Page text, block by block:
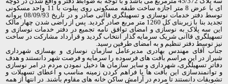
ای با عرض 8 متر اجازه ساخت طبقه مسکونی روی پیلوت با 11 واحد مسکونی
توسط دفتر خدمات نوسازی و تسهیلگری قاآنی صادر و در تاریخ 08/09/93 پروانه
تجدید بنا با زیربنای کل 1260 متر مربع صادر گردید. پس از راضی شدن چهار مالک
این سه پلاک به نوسازی و امضای توافق نامه تجمیع در دفتر خدمات نوسازی و
تسهیلگری قاآنی شریک سرمایه گذار انتخاب گردید و قرارداد مشارکت در ساخت
نیز توسط دفتر تنظیم و به امضای طرفین رسید.
جناب آقای مهندس بهادری مدیرعامل سازمان نوسازی و بهسازی شهرداری
شیراز در این مراسم بافت های فرسوده را سرمایه و فرصت شهر دانستند و هدف
دفاتر تسهیلگری، شهرداری و سایر سازمان ها دخیل نمودن مردم در امر نوسازی
و توانمندسازی این بافت ها با فراهم کردن زمینه مناسب و اعطای تسهیلات و
تشویقات دانستند تا مردم در آرامش ساکن خانه های مقاوم باشند. در انتها از همه